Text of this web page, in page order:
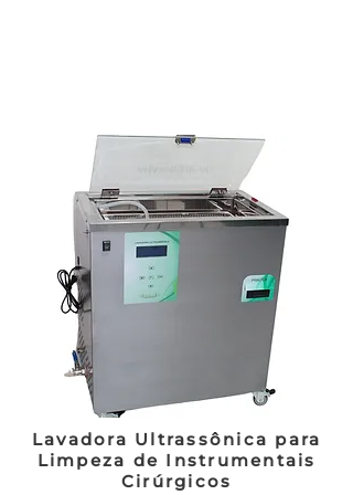
Lavadora Ultrassônica para
Limpeza de Instrumentais
Cirúrgicos